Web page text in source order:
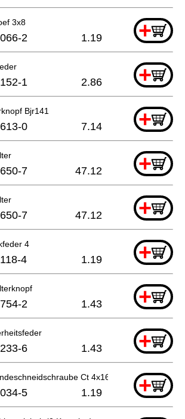
3x8 +
2 1.19
+
1 2.86
Bjr141 +
0 7.14
+
7 47.12
+
7 47.12
4 +
4 1.19
+
2 1.43
+
6 1.43
Ct 4x16 +
5 1.19